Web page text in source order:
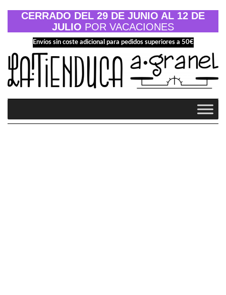
CERRADO DEL 29 DE JUNIO AL 12 DE
JULIO POR VACACIONES
Envíos sin coste adicional para pedidos superiores a 50€